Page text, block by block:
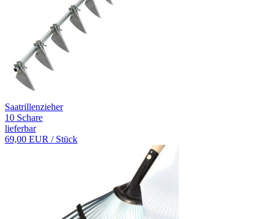
Saatrillenzieher
10 Schare
lieferbar
69,00 EUR / Stück